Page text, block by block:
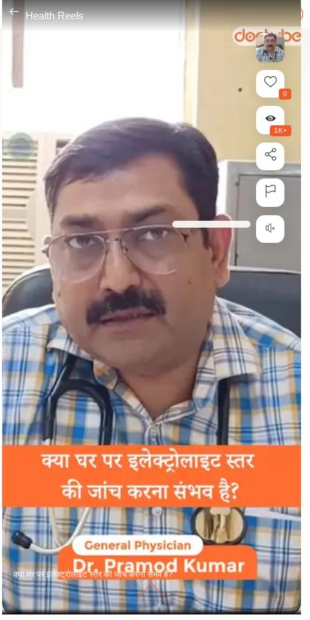
Health Reels
क्या घर पर इलेक्ट्रोलाइट स्तर की जांच करना संभव है?
0
1K+